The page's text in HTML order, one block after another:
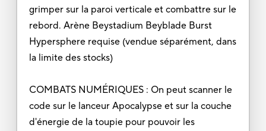
grimper sur la paroi verticale et combattre sur le
rebord. Arène Beystadium Beyblade Burst
Hypersphere requise (vendue séparément, dans
la limite des stocks)
COMBATS NUMÉRIQUES : On peut scanner le
code sur le lanceur Apocalypse et sur la couche
d'énergie de la toupie pour pouvoir les